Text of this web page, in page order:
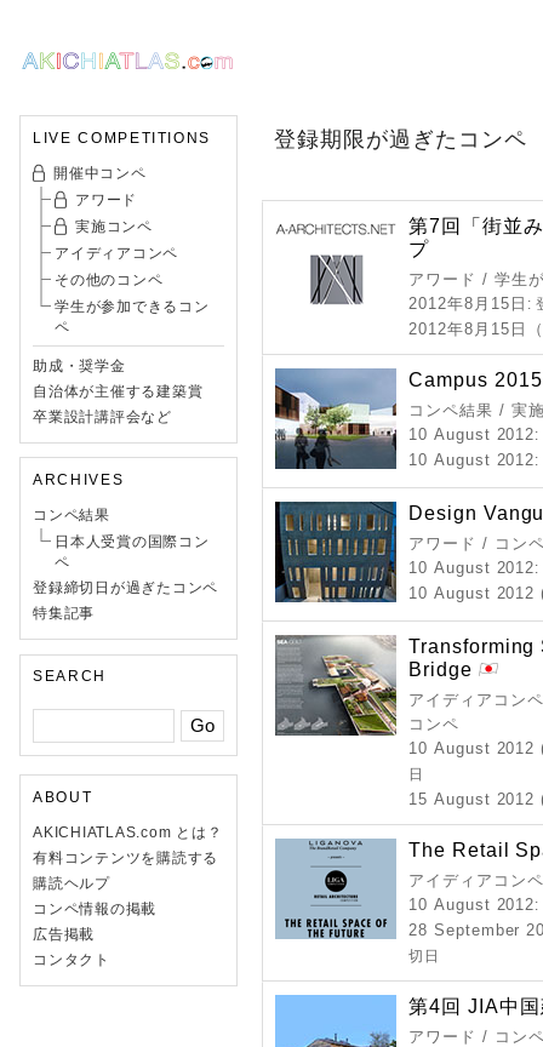
LIVE COMPETITIONS
開催中コンペ
アワード
実施コンペ
アイディアコンペ
その他のコンペ
学生が参加できるコン
ペ
助成・奨学金
自治体が主催する建築賞
卒業設計講評会など
ARCHIVES
コンペ結果
日本人受賞の国際コン
ペ
登録締切日が過ぎたコンペ
特集記事
SEARCH
ABOUT
AKICHIATLAS.com とは？
有料コンテンツを購読する
購読ヘルプ
コンペ情報の掲載
広告掲載
コンタクト
登録期限が過ぎたコンペ
第7回「街並
プ
アワード / 学生
2012年8月15日 :
2012年8月15日
Campus
コンペ結果 / 実
10 August 2012:
10 August 2012:
Design
アワード / コン
10 August 2012:
10 August
Bridge
アイディアコン
コンペ
10 August 2012
日
15 August
The Retail
アイディアコン
10 August 2012:
28 September
切日
第4回 JIA中
アワード / コン